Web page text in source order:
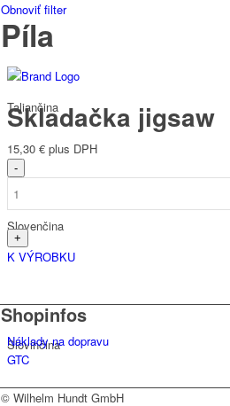
Taliančina
Slovenčina
Slovinčina
Obnoviť filter
Píla
Skladačka jigsaw
15,30 € plus DPH
K VÝROBKU
Shopinfos
Náklady na dopravu
GTC
© Wilhelm Hundt GmbH